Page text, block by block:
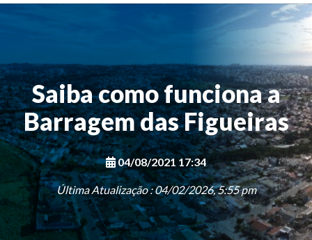
Saiba como funciona a
Barragem das Figueiras
04/08/2021 17:34
Última Atualização : 04/02/2026, 5:55 pm